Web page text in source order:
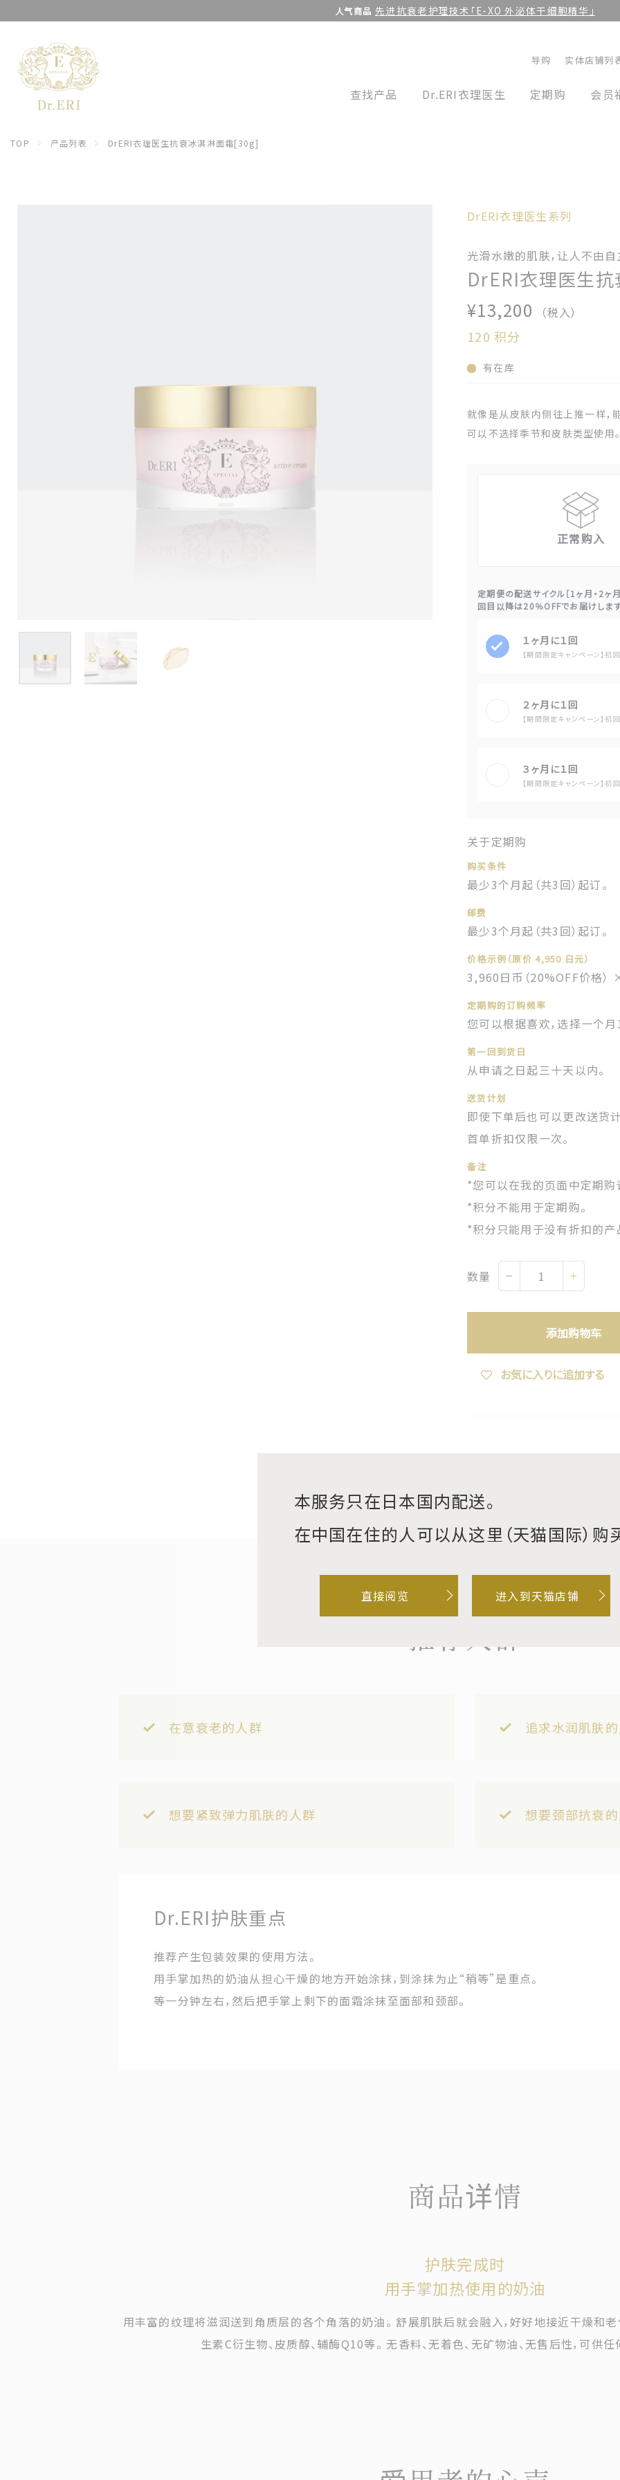
灯
人气商品 先进抗衰老护理技术「E-XO 外泌体干细胞精华」
导购 实体店铺列
查找产品 Dr.ERI衣理医生 定期购 会员
TOP 产品列表 DrERI衣理医生抗衰冰淇淋面霜[30g]
DrERI衣理医生系列
光滑水嫩的肌肤，让人不由
DrERI衣理医生
¥13,200 （税入）
120 积分
有在库
就像是从皮肤内侧往上推一样，
可以不选择季节和皮肤类型使用。
正常购入
定期便の配送サイクル［1ヶ月・2
回目以降は20％OFFでお届けしま
１ヶ月に１回
【期間限定キャンペーン】
２ヶ月に１回
【期間限定キャンペーン】
３ヶ月に１回
【期間限定キャンペーン】
关于定期购
购买条件
最少3个月起（共3回）起订。
邮费
最少3个月起（共3回）起订。
价格示例（原价 4,950 日元）
3,960日币（20%OFF价格）
定期购的订购频率
您可以根据喜欢，选择一个
第一回到货日
从申请之日起三十天以内。
送货计划
即使下单后也可以更改送货
首单折扣仅限一次。
备注
*您可以在我的页面中定期购
*积分不能用于定期购。
*积分只能用于没有折扣的产
数量
添加购物车
お気に入りに追加する
推荐人群
在意衰老的人群 追求水润肌肤
想要紧致弹力肌肤的人群 想要颈部抗衰
Dr.ERI护肤重点
推荐产生包装效果的使用方法。
用手掌加热的奶油从担心干燥的地方开始涂抹，到涂抹为止“稍等”是重点。
等一分钟左右，然后把手掌上剩下的面霜涂抹至面部和颈部。
商品详情
护肤完成时
用手掌加热使用的奶油
用丰富的纹理将滋润送到角质层的各个角落的奶油。 舒展肌肤后就会融入，好好地接近干燥和
生素C衍生物、皮质醇、辅酶Q10等。 无香料、无着色、无矿物油、无售后性，可供
本服务只在日本国内配送。
在中国在住的人可以从这里（天猫国际）购
直接阅览 进入到天猫店铺